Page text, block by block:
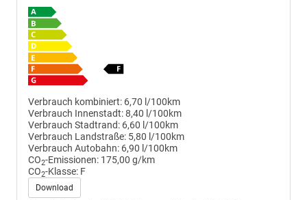
Verbrauch kombiniert: 6,70 l/100km
Verbrauch Innenstadt:8,40 l/100km
Verbrauch Stadtrand: 6,60 l/100km
Verbrauch Landstraße: 5,80 l/100km
Verbrauch Autobahn: 6,90 l/100km
CO2-Emissionen: 175,00 g/km
CO2-Klasse: F
Download